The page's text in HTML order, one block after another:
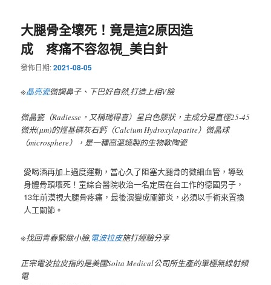
大腿骨全壞死！竟是這2原因造
成 疼痛不容忽視_美白針
發佈日期:2021-08-05
※晶亮瓷微調鼻子、下巴好自然,打造上相V臉
微晶瓷（Radiesse，又稱瑞得喜）呈白色膠狀，主成分是直徑25-45
微米(μm)的烴基磷灰石鈣（Calcium Hydroxylapatite）微晶球
（microsphere），是一種高溫燒製的生物軟陶瓷
愛喝酒再加上過度運動，當心久了阻塞大腿骨的微細血管，導致
身體骨頭壞死！童綜合醫院收治一名定居在台工作的德國男子，
13年前漠視大腿骨疼痛，最後演變成關節炎，必須以手術來置換
人工關節。
※找回青春緊緻小臉,電波拉皮施打經驗分享
正宗電波拉皮指的是美國Solta Medical公司所生產的單極無線射頻
電